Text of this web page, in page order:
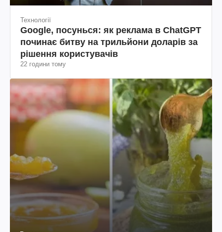
Технології
Google, посунься: як реклама в ChatGPT
починає битву на трильйони доларів за
рішення користувачів
22 години тому